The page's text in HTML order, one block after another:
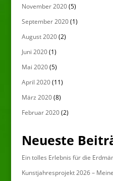
November 2020(5)
September 2020(1)
August 2020(2)
Juni 2020(1)
Mai 2020(5)
April 2020(11)
März 2020(8)
Februar 2020(2)
Neueste
Ein tolles Erlebnis für die
Kunstjahresprojekt 2026 –